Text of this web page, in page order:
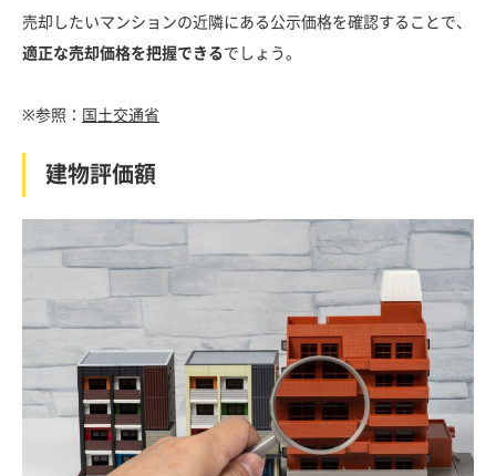
売却したいマンションの近隣にある公示価格を確認することで、
適正な売却価格を把握できるでしょう。
※参照： 国土交通省
建物評価額